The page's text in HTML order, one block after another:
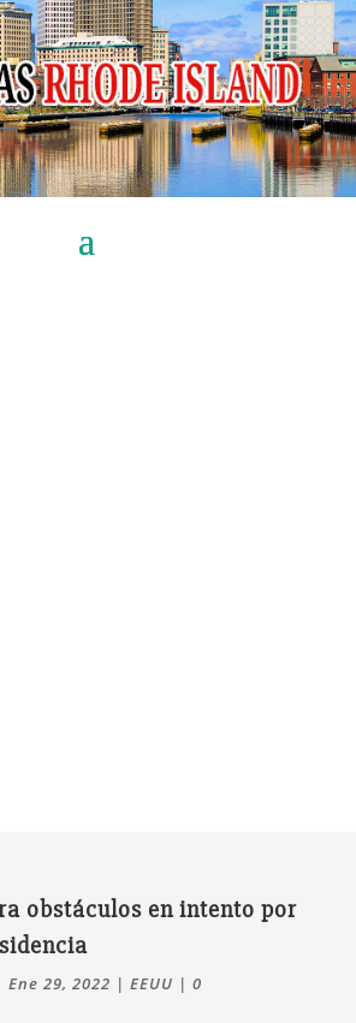
obstáculos en intento por
Ene 29, 2022 | EEUU | 0